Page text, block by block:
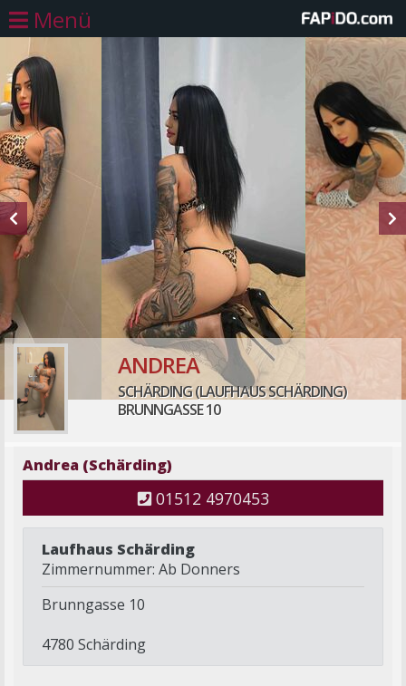
Menü
ANDREA
SCHÄRDING (LAUFHAUS SCHÄRDING)
BRUNNGASSE 10
Andrea (Schärding)
01512 4970453
Laufhaus Schärding
Zimmernummer: Ab Donners
Brunngasse 10
4780 Schärding